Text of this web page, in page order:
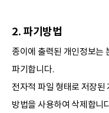
2. 파기방법
종이에 출력된 개인정보는
파기합니다.
전자적 파일 형태로 저장된
방법을 사용하여 삭제합니